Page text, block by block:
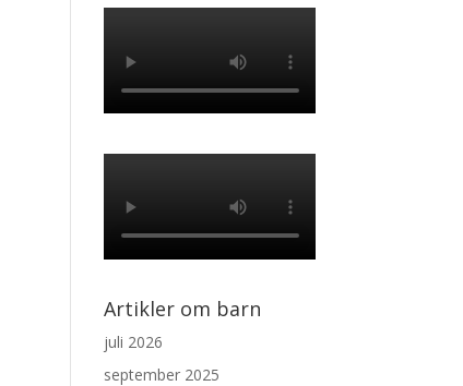
Artikler om barn
juli 2026
september 2025